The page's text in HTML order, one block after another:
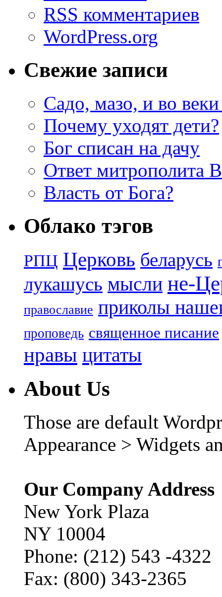
RSS комментариев
WordPress.org
Свежие записи
Садо, мазо, и во веки
Почему уходят дети?
Бог списан на дачу
Ответ митрополита
Власть от Бога?
Облако тэгов
РПЦ Церковь беларусь
лукашусь мысли не-
православие приколы
проповедь священное писание
нравы цитаты
About Us
Those are default
Appearance > Widgets
Our Company Address
New York Plaza
NY 10004
Phone: (212) 543 -4322
Fax: (800) 343-2365